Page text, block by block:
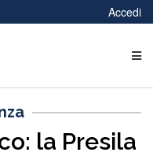
Accedi
la Presila